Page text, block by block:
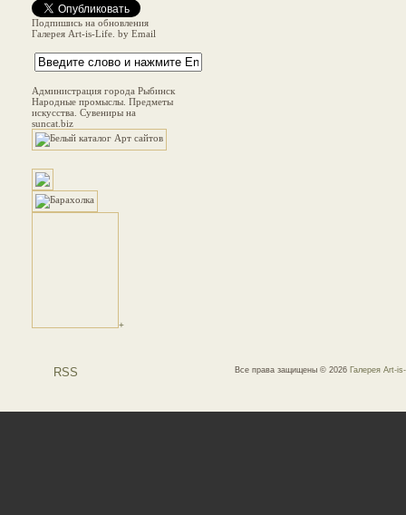
Подпишись на обновления
Галерея Art-is-Life. by Email
Администрация города Рыбинск
Народные промыслы. Предметы
искусства. Сувениры на
suncat.biz
+
Все права защищены © 2026 Галерея Art-
RSS